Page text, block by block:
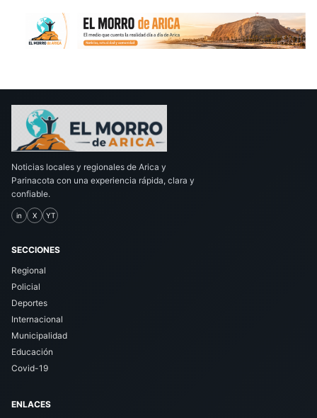
Noticias locales y regionales de Arica y
Parinacota con una experiencia rápida, clara y
confiable.
in X YT
SECCIONES
Regional
Policial
Deportes
Internacional
Municipalidad
Educación
Covid-19
ENLACES